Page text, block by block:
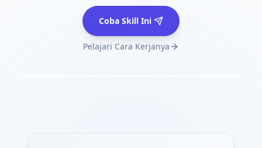
Coba Skill Ini
Pelajari Cara Kerjanya